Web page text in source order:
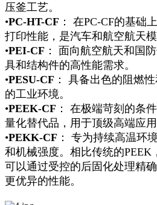
压釜工艺。
•PC-HT-CF ： 在PC-CF的基础
打印性能，是汽车和航空航天模
•PEI-CF ： 面向航空航天和国
具和结构件的高性能需求。
•PESU-CF ： 具备出色的阻燃
的工业环境。
•PEEK-CF ： 在极端苛刻的条
量化替代品，用于顶级高端应用
•PEKK-CF ： 专为持续高温环
和机械强度。相比传统的PEEK
可以通过受控的后固化处理精
更优异的性能。